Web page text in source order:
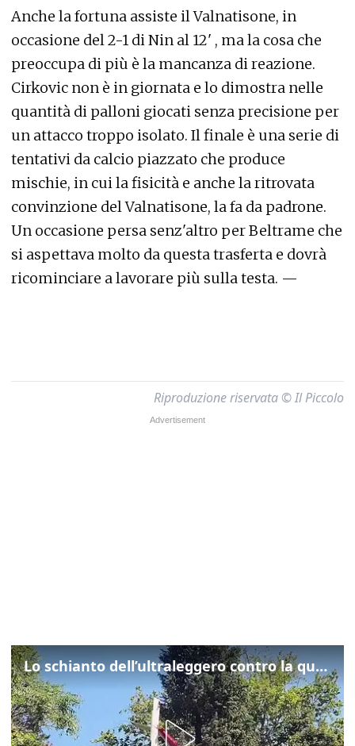
Anche la fortuna assiste il Valnatisone, in
occasione del 2-1 di Nin al 12' , ma la cosa che
preoccupa di più è la mancanza di reazione.
Cirkovic non è in giornata e lo dimostra nelle
quantità di palloni giocati senza precisione per
un attacco troppo isolato. Il finale è una serie di
tentativi da calcio piazzato che produce
mischie, in cui la fisicità e anche la ritrovata
convinzione del Valnatisone, la fa da padrone.
Un occasione persa senz'altro per Beltrame che
si aspettava molto da questa trasferta e dovrà
ricominciare a lavorare più sulla testa. —
Riproduzione riservata © Il Piccolo
Lo schianto dell’ultraleggero contro la quercia: cosa è successo a Rivarotta